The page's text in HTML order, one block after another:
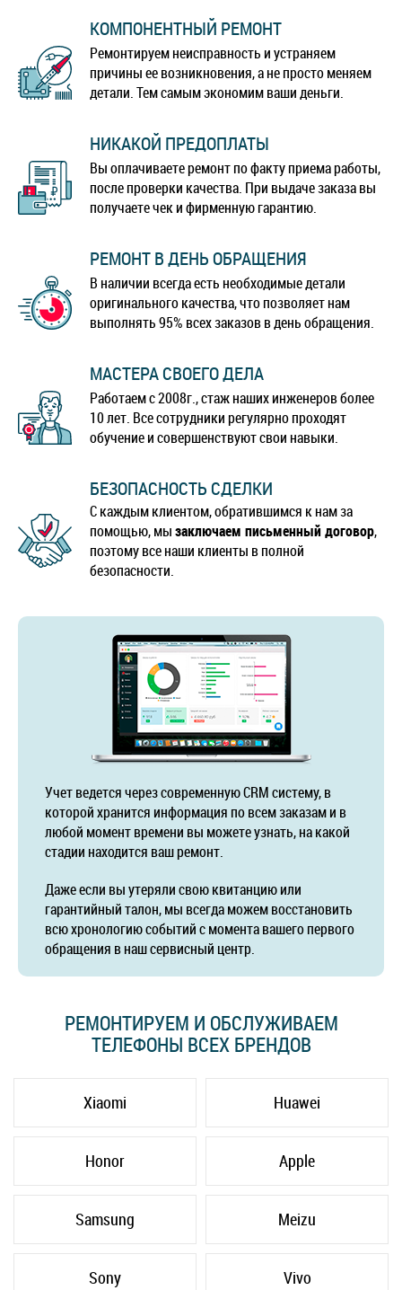
КОМПОНЕНТНЫЙ РЕМОНТ
Ремонтируем неисправность и устраняем
причины ее возникновения, а не просто меняем
детали. Тем самым экономим ваши деньги.
НИКАКОЙ ПРЕДОПЛАТЫ
Вы оплачиваете ремонт по факту приема работы,
после проверки качества. При выдаче заказа вы
получаете чек и фирменную гарантию.
РЕМОНТ В ДЕНЬ ОБРАЩЕНИЯ
В наличии всегда есть необходимые детали
оригинального качества, что позволяет нам
выполнять 95% всех заказов в день обращения.
МАСТЕРА СВОЕГО ДЕЛА
Работаем с 2008г., стаж наших инженеров более
10 лет. Все сотрудники регулярно проходят
обучение и совершенствуют свои навыки.
БЕЗОПАСНОСТЬ СДЕЛКИ
С каждым клиентом, обратившимся к нам за
помощью, мызаключаем письменный договор,
поэтому все наши клиенты в полной
безопасности.
Учет ведется через современную CRM систему, в
которой хранится информация по всем заказам и в
любой момент времени вы можете узнать, на какой
стадии находится ваш ремонт.
Даже если вы утеряли свою квитанцию или
гарантийный талон, мы всегда можем восстановить
всю хронологию событий с момента вашего первого
обращения в наш сервисный центр.
РЕМОНТИРУЕМ И ОБСЛУЖИВАЕМ
ТЕЛЕФОНЫ ВСЕХ БРЕНДОВ
Xiaomi Huawei
Honor Apple
Samsung Meizu
Sony Vivo